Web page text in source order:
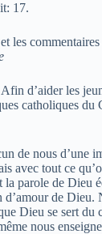
17.
les commentaires
d’aider les
catholiques du
de nous d’une
avec tout ce
parole de Dieu
d’amour de Dieu.
Dieu se sert du
nous